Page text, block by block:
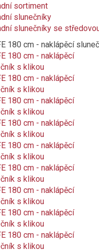
sortiment
slunečníky
slunečníky se